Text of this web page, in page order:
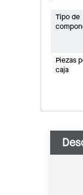
Tipo de
Piezas
caja